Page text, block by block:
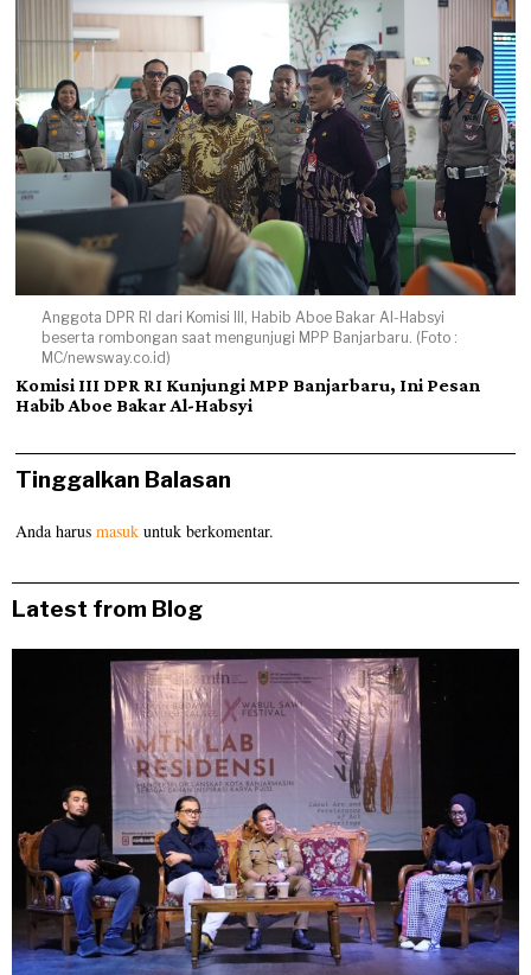
Anggota DPR RI dari Komisi III, Habib Aboe Bakar Al-Habsyi
beserta rombongan saat mengunjugi MPP Banjarbaru. (Foto :
MC/newsway.co.id)
Komisi III DPR RI Kunjungi MPP Banjarbaru, Ini Pesan
Habib Aboe Bakar Al-Habsyi
Tinggalkan Balasan
Anda harusmasuk untuk berkomentar.
Latest from Blog